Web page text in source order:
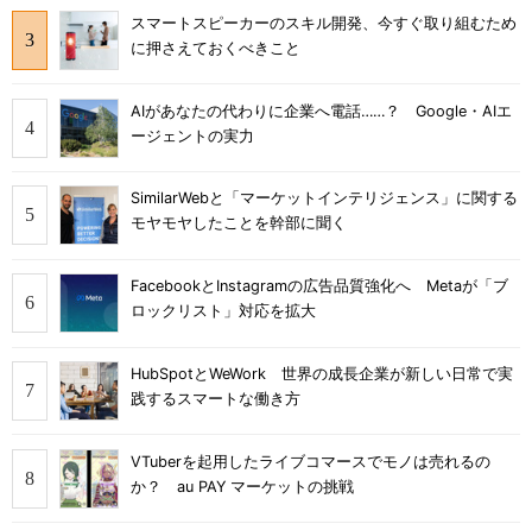
スマートスピーカーのスキル開発、今すぐ取り組むため
に押さえておくべきこと
AIがあなたの代わりに企業へ電話……？ Google・AIエ
ージェントの実力
SimilarWebと「マーケットインテリジェンス」に関する
モヤモヤしたことを幹部に聞く
FacebookとInstagramの広告品質強化へ Metaが「ブ
ロックリスト」対応を拡大
HubSpotとWeWork 世界の成長企業が新しい日常で実
践するスマートな働き方
VTuberを起用したライブコマースでモノは売れるの
か？ au PAY マーケットの挑戦